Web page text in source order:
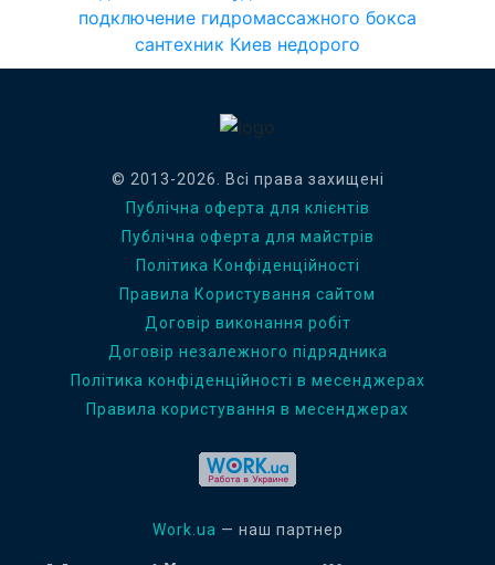
подключение гидромассажного бокса
сантехник Киев недорого
© 2013-2026. Всі права захищені
Публічна оферта для клієнтів
Публічна оферта для майстрів
Політика Конфіденційності
Правила Користування сайтом
Договір виконання робіт
Договір незалежного підрядника
Політика конфіденційності в месенджерах
Правила користування в месенджерах
Work.ua — наш партнер